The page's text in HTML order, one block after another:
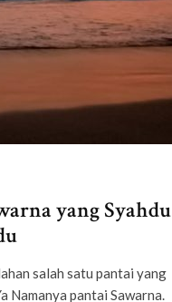
yang Syahdu
salah satu pantai yang
Namanya pantai Sawarna.